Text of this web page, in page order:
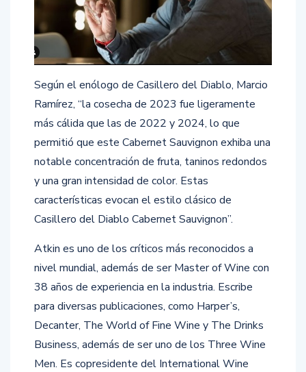
Según el enólogo de Casillero del Diablo, Marcio
Ramírez, “la cosecha de 2023 fue ligeramente
más cálida que las de 2022 y 2024, lo que
permitió que este Cabernet Sauvignon exhiba una
notable concentración de fruta, taninos redondos
y una gran intensidad de color. Estas
características evocan el estilo clásico de
Casillero del Diablo Cabernet Sauvignon”.​
Atkin es uno de los críticos más reconocidos a
nivel mundial, además de ser Master of Wine con
38 años de experiencia en la industria. Escribe
para diversas publicaciones, como Harper’s,
Decanter, The World of Fine Wine y The Drinks
Business, además de ser uno de los Three Wine
Men. Es copresidente del International Wine